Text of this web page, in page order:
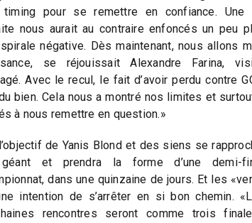
timing pour se remettre en confiance. Une
nous aurait au contraire enfoncés un peu
négative. Dès maintenant, nous allons
se réjouissait Alexandre Farina,
Avec le recul, le fait d’avoir perdu contre
bien. Cela nous a montré nos limites et
à nous remettre en question.»
de Yanis Blond et des siens se
et prendra la forme d’une demi-
dans une quinzaine de jours. Et les
intention de s’arrêter en si bon chemin.
rencontres seront comme trois